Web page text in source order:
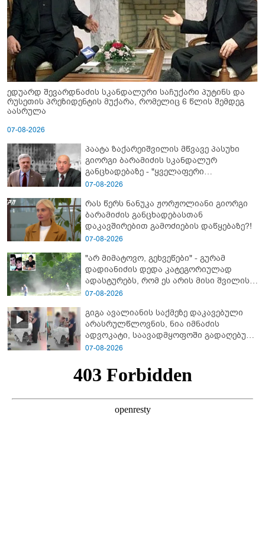
ედუარდ შევარდნაძის სკანდალური საჩუქარი პუტინს და
რუსეთის პრეზიდენტის მუქარა, რომელიც 6 წლის შემდეგ
აასრულა
07-08-2026
პაატა ზაქარეიშვილის მწვავე პასუხი
გიორგი ბარამიძის სკანდალურ
განცხადებაზე - "ყველაფერი
დეტალურად ვიცი... კამანში მოკლული
ბარამიძე კი ტყუის"
07-08-2026
რას წერს ნანუკა ჟორჟოლიანი გიორგი
ბარამიძის განცხადებასთან
დაკავშირებით გამოძიების დაწყებაზე?!
07-08-2026
"არ მიმატოვო, გეხვეწები" - გუ­რა­მ
დადიანიძის დედა კა­ტე­გო­რი­უ­ლად
ადას­ტუ­რებს, რომ ეს არის მისი შვი­ლის
ხმა
07-08-2026
გიგა ავალიანის საქმეზე დაკავებული
არასრულწლოვნის, ნია იმნაძის
ადვოკატი, საავადმყოფოში გადაღებულ
კადრებს ავრცელებს
07-08-2026